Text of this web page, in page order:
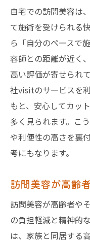
自宅での訪問美容は
て施術を受けられる
ら「自分のペースで
容師との距離が近く
高い評価が寄せられ
社visitのサービスを
もと、安心してカッ
多く見られます。こ
や利便性の高さを裏
考にもなります。
訪問美容が高齢
訪問美容が高齢者や
の負担軽減と精神的
は、家族と同居する